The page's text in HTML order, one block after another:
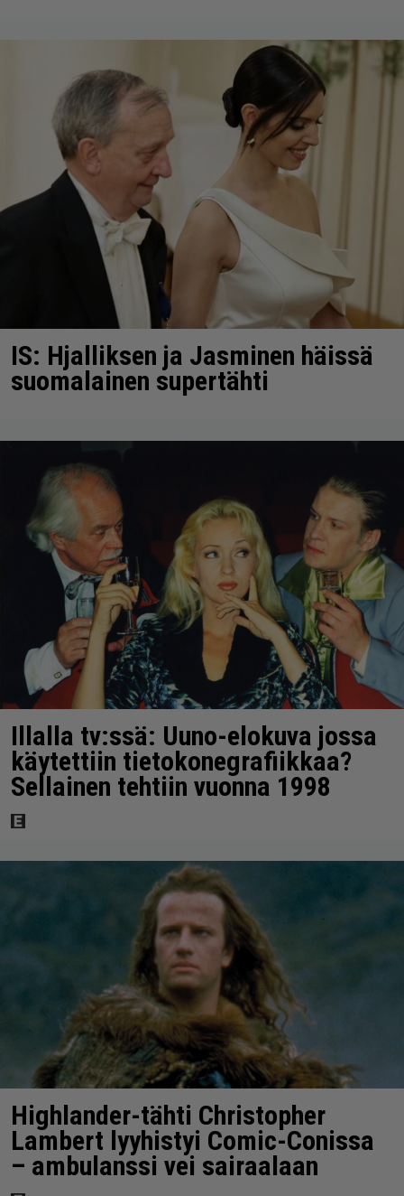
IS: Hjalliksen ja Jasminen häissä
suomalainen supertähti
Illalla tv:ssä: Uuno-elokuva jossa
käytettiin tietokonegrafiikkaa?
Sellainen tehtiin vuonna 1998
Highlander-tähti Christopher
Lambert lyyhistyi Comic-Conissa
– ambulanssi vei sairaalaan